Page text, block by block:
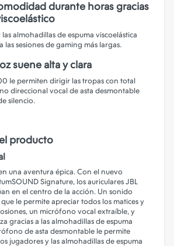
durante horas gracias
almohadillas de espuma viscoelástica
las sesiones de gaming más largas.
suene alta y clara
le permiten dirigir las tropas con total
direccional vocal de asta desmontable
silencio.
producto
una aventura épica. Con el nuevo
Signature, los auriculares JBL
en el centro de la acción. Un sonido
le permite apreciar todos los matices y
un micrófono vocal extraíble, y
gracias a las almohadillas de espuma
de asta desmontable le permite
jugadores y las almohadillas de espuma